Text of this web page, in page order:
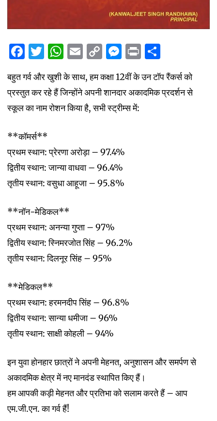
Facebook
Twitter
WhatsApp
Email
Copy
Link
Messenger
Print
बहुत गर्व और खुशी के साथ, हम कक्षा 12वीं के उन टॉप रैंकर्स को
प्रस्तुत कर रहे हैं जिन्होंने अपनी शानदार अकादमिक प्रदर्शन से
स्कूल का नाम रोशन किया है, सभी स्ट्रीम्स में:
**कॉमर्स**
प्रथम स्थान: प्रेरणा अरोड़ा – 97.4%
द्वितीय स्थान: जान्या वाधवा – 96.4%
तृतीय स्थान: वसुधा आहूजा – 95.8%
**नॉन-मेडिकल**
प्रथम स्थान: अनन्या गुप्ता – 97%
द्वितीय स्थान: स्निमरजोत सिंह – 96.2%
तृतीय स्थान: दिलनूर सिंह – 95%
**मेडिकल**
प्रथम स्थान: हरमनदीप सिंह – 96.8%
द्वितीय स्थान: सान्या धमीजा – 96%
तृतीय स्थान: साक्षी कोहली – 94%
इन युवा होनहार छात्रों ने अपनी मेहनत, अनुशासन और समर्पण से
अकादमिक क्षेत्र में नए मानदंड स्थापित किए हैं।
हम आपकी कड़ी मेहनत और प्रतिभा को सलाम करते हैं – आप
एम.जी.एन. का गर्व हैं!